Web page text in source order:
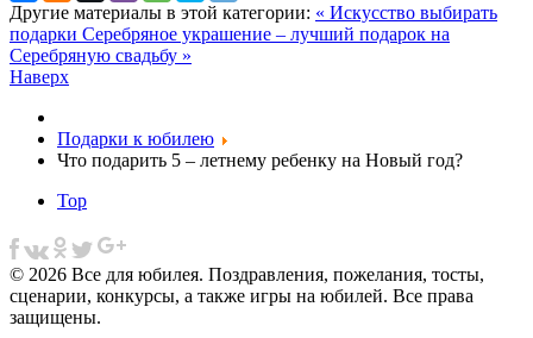
Другие материалы в этой категории: « Искусство выбирать
подарки Серебряное украшение – лучший подарок на
Серебряную свадьбу »
Наверх
Подарки к юбилею
Что подарить 5 – летнему ребенку на Новый год?
Top
© 2026 Все для юбилея. Поздравления, пожелания, тосты,
сценарии, конкурсы, а также игры на юбилей. Все права
защищены.